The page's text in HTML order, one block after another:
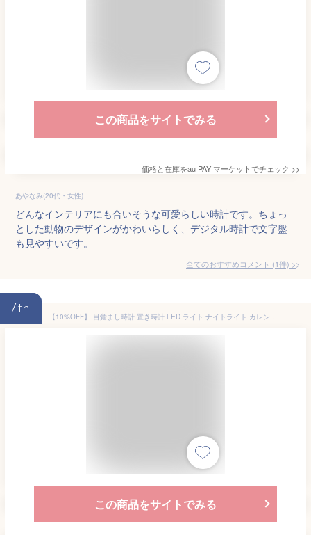
この商品をサイトでみる
価格と在庫をau PAY マーケットでチェック >>
あやなみ(20代・女性)
どんなインテリアにも合いそうな可愛らしい時計です。ちょっ
とした動物のデザインがかわいらしく、デジタル時計で文字盤
も見やすいです。
全てのおすすめコメント (1件) >
7th
【10%OFF】 目覚まし時計 置き時計 LED ライト ナイトライト カレンダー 時刻 温度 アラーム スヌーズ タイマー アンティーク デジタル時計 多機能 キャラクター コンパクト 卓上 かわいい ギフト プレゼント 贈り物 誕生日 実用的 プレゼント
この商品をサイトでみる